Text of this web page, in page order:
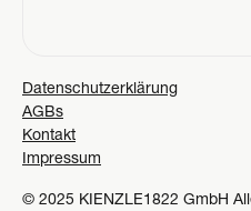
© 2025 KIENZLE1822 GmbH
Datenschutzerklärung
AGBs
Kontakt
Impressum